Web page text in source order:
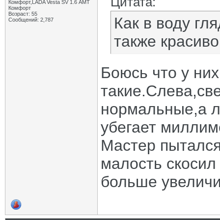
Комфорт,LADA Vesta SV 1.6 АМТ
Комфорт
Возраст: 55
Сообщений: 2,787
Как в воду
также
Боюсь что у
нормальные,а
убегает
Мастер
малость
больше